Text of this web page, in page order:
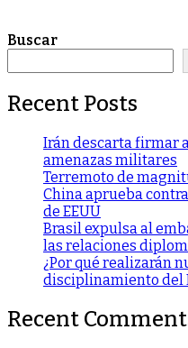
Buscar
Recent Posts
Irán descarta firmar
amenazas militares
Terremoto de
China aprueba
de EEUU
Brasil expulsa al
las relaciones
¿Por qué realizarán
disciplinamiento del
Recent